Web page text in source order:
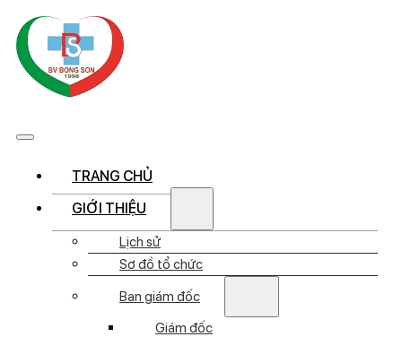
TRANG CHỦ
GIỚI THIỆU
Lịch sử
Sơ đồ tổ chức
Ban giám đốc
Giám đốc